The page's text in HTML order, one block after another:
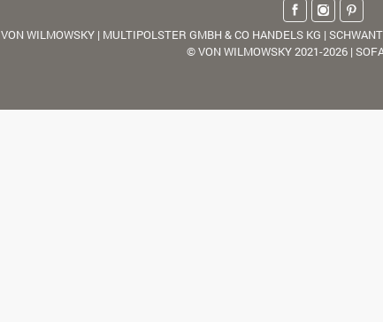
VON WILMOWSKY | MULTIPOLSTER GMBH & CO HANDELS KG |
© VON WILMOWSKY 2021-2026 |